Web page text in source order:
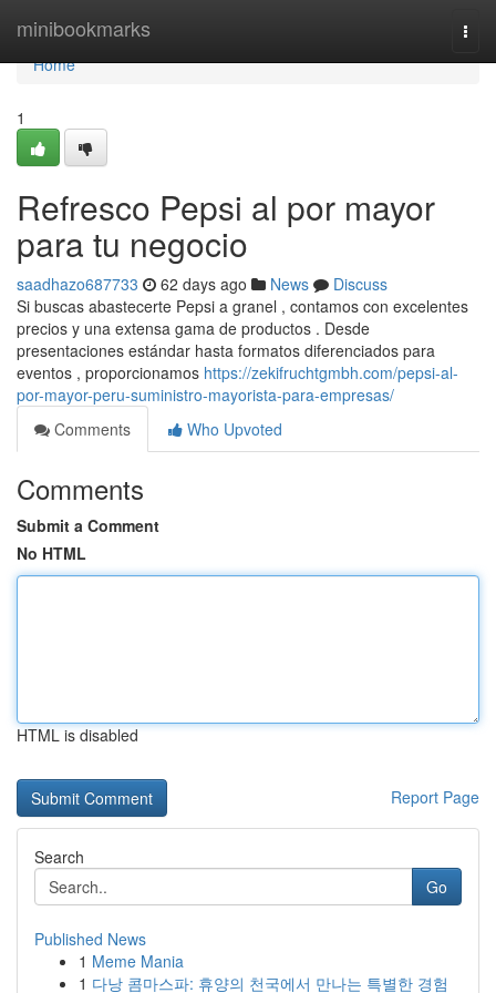
minibookmarks
Home
Home
1
Refresco Pepsi al por mayor
para tu negocio
saadhazo687733 62 days ago News
Discuss
Si buscas abastecerte Pepsi a granel , contamos con excelentes
precios y una extensa gama de productos . Desde
presentaciones estándar hasta formatos diferenciados para
eventos , proporcionamos https://zekifruchtgmbh.com/pepsi-al-
por-mayor-peru-suministro-mayorista-para-empresas/
Comments
Who Upvoted
Comments
Submit a Comment
No HTML
HTML is disabled
Report Page
Search
Go
Published News
1 Meme Mania
1 다낭 콤마스파: 휴양의 천국에서 만나는 특별한 경험